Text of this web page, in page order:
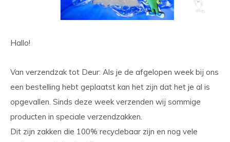
Hallo!
Van verzendzak tot Deur: Als je de afgelopen week bij ons
een bestelling hebt geplaatst kan het zijn dat het je al is
opgevallen. Sinds deze week verzenden wij sommige
producten in speciale verzendzakken.
Dit zijn zakken die 100% recyclebaar zijn en nog vele